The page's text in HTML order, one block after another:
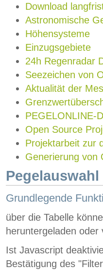
Download
Astronomische
Höhensysteme
Einzugsgebiete
24h Regenradar
Seezeichen von
Aktualität der
PEGELONLINE-
Open Source
Projektarbeit zur
Generierung von
Grundlegende
über die Tabelle
heruntergeladen oder
Ist Javascript
Bestätigung des